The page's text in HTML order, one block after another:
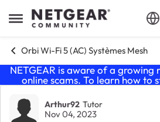
Open Side Menu
Skip to content
Orbi Wi-Fi 5 (AC) Systèmes Mesh
NETGEAR is aware of a growing
online scams. To learn how to
Forum Discussion
Arthur92 Tutor
Nov 04, 2023